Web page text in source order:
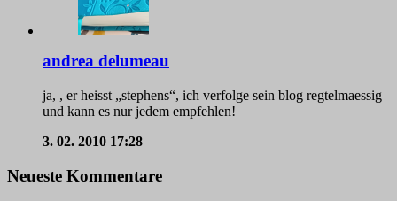
andrea delumeau
ja, , er heisst „stephens“, ich verfolge sein blog regtelmaessig
und kann es nur jedem empfehlen!
3. 02. 2010 17:28
Neueste Kommentare